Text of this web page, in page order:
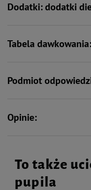
Dodatki: dodatki
Tabela dawkowania:
Podmiot
Opinie:
To także
pupila